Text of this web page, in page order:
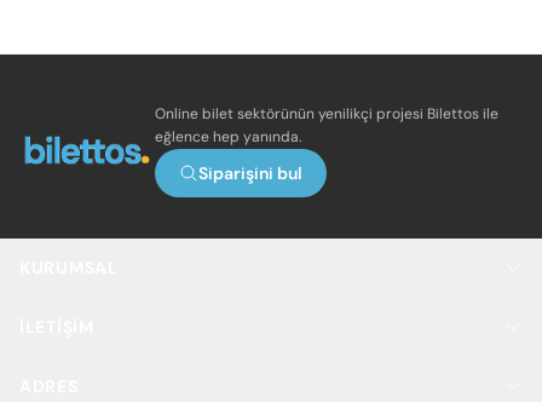
Online bilet sektörünün yenilikçi projesi Bilettos ile
eğlence hep yanında.
Siparişini bul